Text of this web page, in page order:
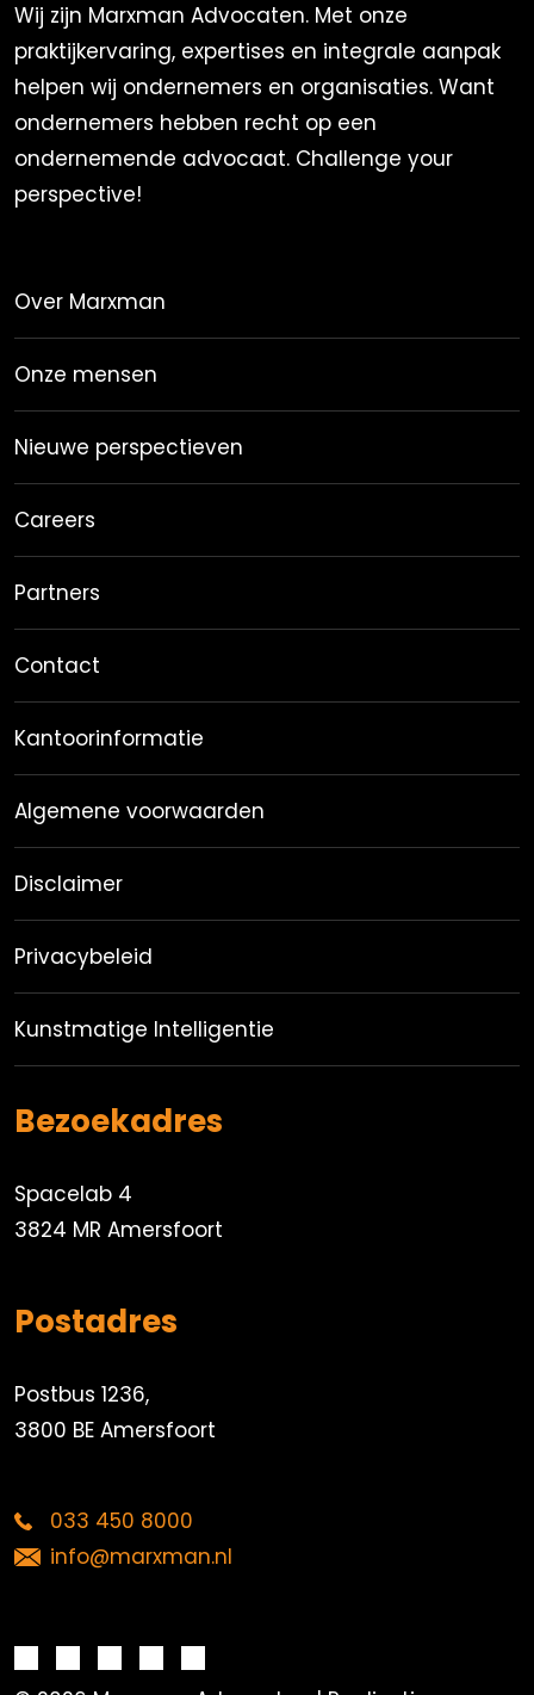
Wij zijn Marxman Advocaten. Met onze
praktijkervaring, expertises en integrale aanpak
helpen wij ondernemers en organisaties. Want
ondernemers hebben recht op een
ondernemende advocaat. Challenge your
perspective!
Over Marxman
Onze mensen
Nieuwe perspectieven
Careers
Partners
Contact
Kantoorinformatie
Algemene voorwaarden
Disclaimer
Privacybeleid
Kunstmatige Intelligentie
Bezoekadres
Spacelab 4
3824 MR Amersfoort
Postadres
Postbus 1236,
3800 BE Amersfoort
033 450 8000
info@marxman.nl